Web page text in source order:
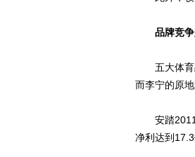
品牌竞
五大体育品
而李宁的原
安踏2011
净利达到